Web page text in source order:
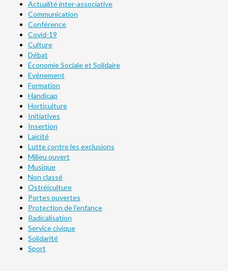
Actualité inter-associative
Communication
Conférence
Covid-19
Culture
Débat
Économie Sociale et Solidaire
Evénement
Formation
Handicap
Horticulture
Initiatives
Insertion
Laïcité
Lutte contre les exclusions
Milieu ouvert
Musique
Non classé
Ostréiculture
Portes ouvertes
Protection de l'enfance
Radicalisation
Service civique
Solidarité
Sport